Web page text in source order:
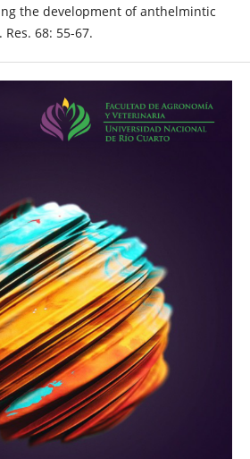
the development of anthelmintic
Res. 68: 55-67.